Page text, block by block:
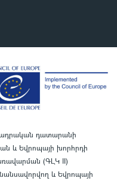
դատարանի
և Եվրոպայի խորհրդի
(ԳԼԿ II)
և Եվրոպայի